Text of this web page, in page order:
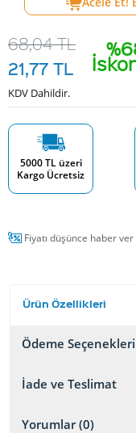
68,04TL
21,77 TL
KDV Dahildir.
5000 TL üzeri
Kargo Ücretsiz
Fiyatı düşünce haber ver
Ürün Özellikleri
Ödeme Seçenekleri
İade ve Teslimat
Yorumlar (0)